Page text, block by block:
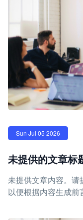
Sun Jul 05 2026
未提供的文章标
未提供文章内容。请
以便根据内容生成前